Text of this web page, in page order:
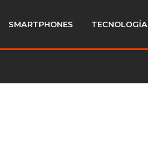
SMARTPHONES TECNOLOGÍA